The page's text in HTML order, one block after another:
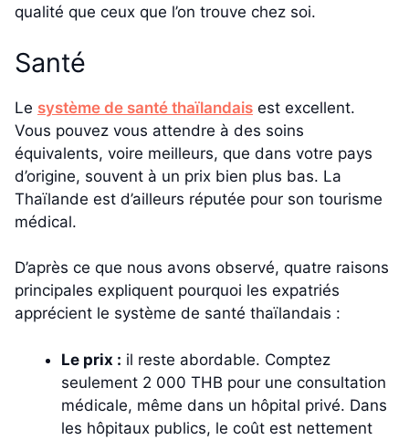
qualité que ceux que l’on trouve chez soi.
Santé
Le système de santé thaïlandais est excellent.
Vous pouvez vous attendre à des soins
équivalents, voire meilleurs, que dans votre pays
d’origine, souvent à un prix bien plus bas. La
Thaïlande est d’ailleurs réputée pour son tourisme
médical.
D’après ce que nous avons observé, quatre raisons
principales expliquent pourquoi les expatriés
apprécient le système de santé thaïlandais :
Le prix : il reste abordable. Comptez
seulement 2 000 THB pour une consultation
médicale, même dans un hôpital privé. Dans
les hôpitaux publics, le coût est nettement